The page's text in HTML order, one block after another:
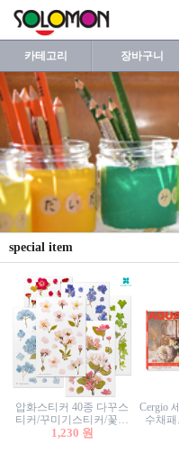
카테고리 장바구니
special item
압화스티커 40종 다꾸스
티커/꾸미기스티커/꽃스
티커/압화꽃책갈피/팬시
1,230 원
Cergio
수채패